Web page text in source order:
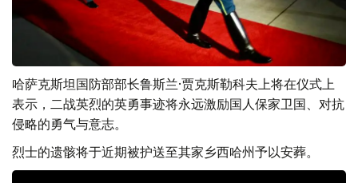
哈萨克斯坦国防部部长鲁斯兰·贾克斯勒科夫上将在仪式上
表示，二战英烈的英勇事迹将永远激励国人保家卫国、对抗
侵略的勇气与意志。
烈士的遗骸将于近期被护送至其家乡西哈州予以安葬。